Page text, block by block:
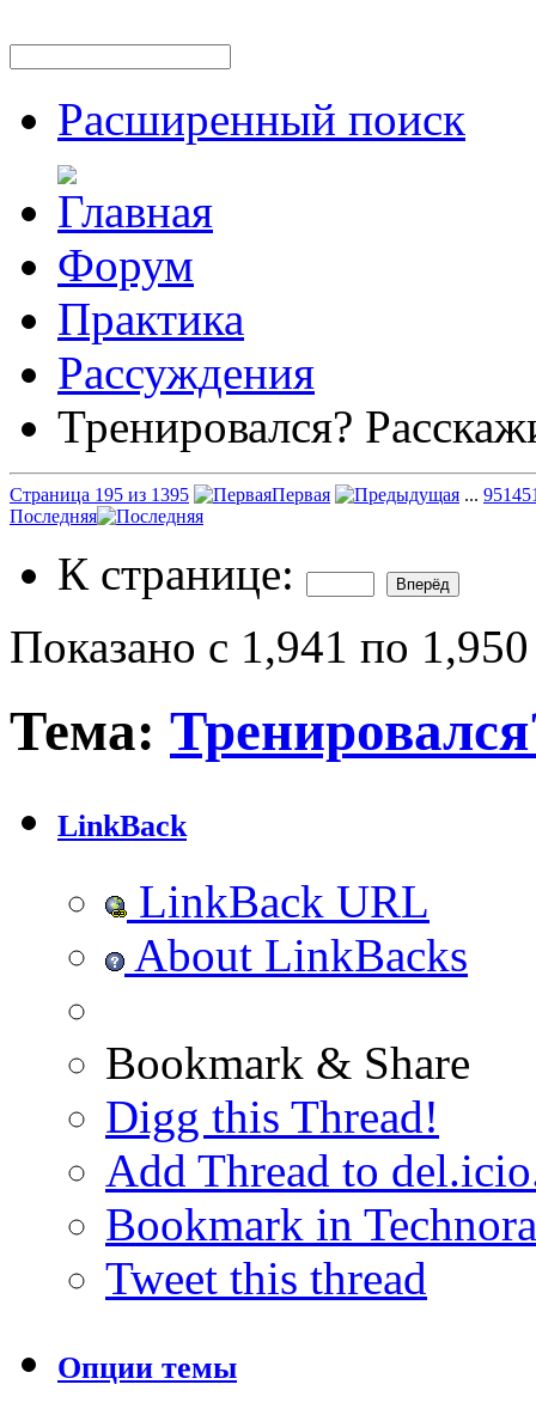
Расширенный поиск
Форум
Практика
Рассуждения
Тренировался?
Страница 195 из 1395 Первая ... 95145
Последняя
К странице:
Показано с 1,941 по
Тема:
LinkBack
LinkBack URL
About LinkBacks
Bookmark & Share
Digg this Thread!
Add Thread to
Bookmark in
Tweet this thread
Опции темы